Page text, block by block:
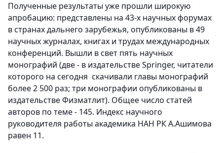
Полученные результаты уже прошли широкую
апробацию: представлены на 43-х научных форумах
в странах дальнего зарубежья, опубликованы в 49
научных журналах, книгах и трудах международных
конференций. Вышли в свет пять научных
монографий (две - в издательстве Springer, читатели
которого на сегодня скачивали главы монографий
более 2 500 раз; три монографии опубликованы в
издательстве Физматлит). Общее число статей
авторов по теме - 145. Индекс научного
руководителя работы академика НАН РК А.Ашимова
равен 11.